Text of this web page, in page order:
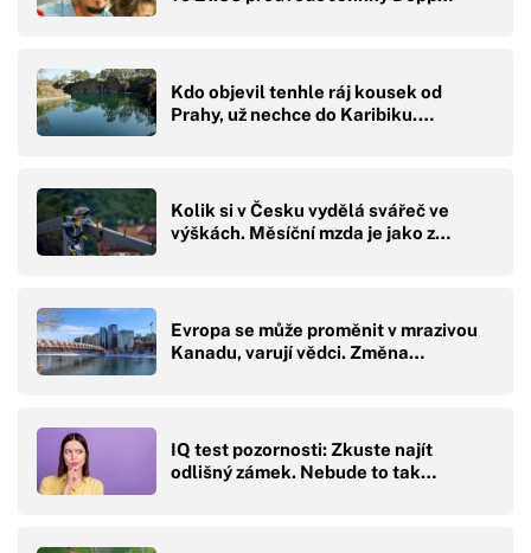
Kdo objevil tenhle ráj kousek od
Prahy, už nechce do Karibiku.…
Kolik si v Česku vydělá svářeč ve
výškách. Měsíční mzda je jako z…
Evropa se může proměnit v mrazivou
Kanadu, varují vědci. Změna…
IQ test pozornosti: Zkuste najít
odlišný zámek. Nebude to tak…